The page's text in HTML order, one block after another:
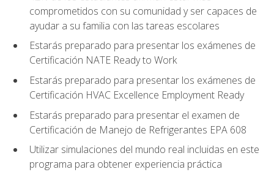
comprometidos con su comunidad y ser capaces de
ayudar a su familia con las tareas escolares
Estarás preparado para presentar los exámenes de
Certificación NATE Ready to Work
Estarás preparado para presentar los exámenes de
Certificación HVAC Excellence Employment Ready
Estarás preparado para presentar el examen de
Certificación de Manejo de Refrigerantes EPA 608
Utilizar simulaciones del mundo real incluidas en este
programa para obtener experiencia práctica